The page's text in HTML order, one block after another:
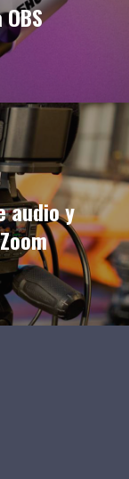
audio y